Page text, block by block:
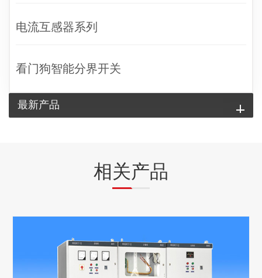
电流互感器系列
看门狗智能分界开关
最新产品
相关产品